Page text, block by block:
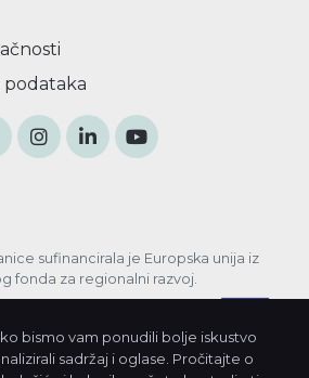
podataka
sufinancirala je Europska unija iz
fonda za regionalni razvoj.
bismo vam ponudili bolje iskustvo
sadržaj i oglase. Pročitajte o